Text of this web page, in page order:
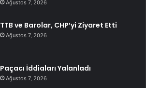
Ağustos 7, 2026
TTB ve Barolar, CHP’yi Ziyaret Etti
Ağustos 7, 2026
Paçacı İddiaları Yalanladı
Ağustos 7, 2026